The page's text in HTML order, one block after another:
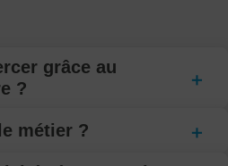
grâce au
?
métier ?